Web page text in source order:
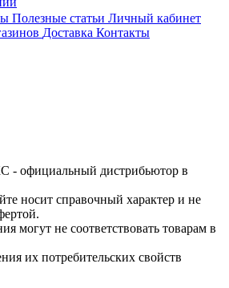
Полезные статьи Личный кабинет
Доставка Контакты
официальный дистрибьютор в
носит справочный характер и не
могут не соответствовать товарам в
их потребительских свойств